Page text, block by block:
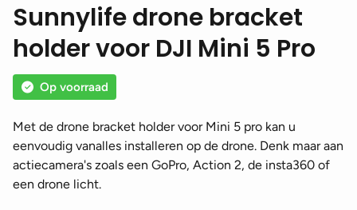
Sunnylife drone bracket
holder voor DJI Mini 5 Pro
Op voorraad
Met de drone bracket holder voor Mini 5 pro kan u
eenvoudig vanalles installeren op de drone. Denk maar aan
actiecamera's zoals een GoPro, Action 2, de insta360 of
een drone licht.